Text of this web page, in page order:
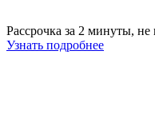
Рассрочка за 2 минуты, не
Узнать подробнее